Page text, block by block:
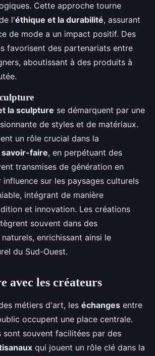
Cette approche tourne
l'éthique et la durabilité, assurant
de mode a un impact positif. Des
favorisent des partenariats entre
aboutissant à des produits à
la sculpture se démarquent par une
de styles et de matériaux.
un rôle crucial dans la
savoir-faire, en perpétuant des
transmises de génération en
influence sur les paysages culturels
intégrant de manière
et innovation. Les créations
souvent dans des
enrichissant ainsi le
du Sud-Ouest.
avec les créateurs
métiers d'art, les échanges entre
occupent une place centrale.
sont souvent facilitées par des
qui jouent un rôle clé dans la